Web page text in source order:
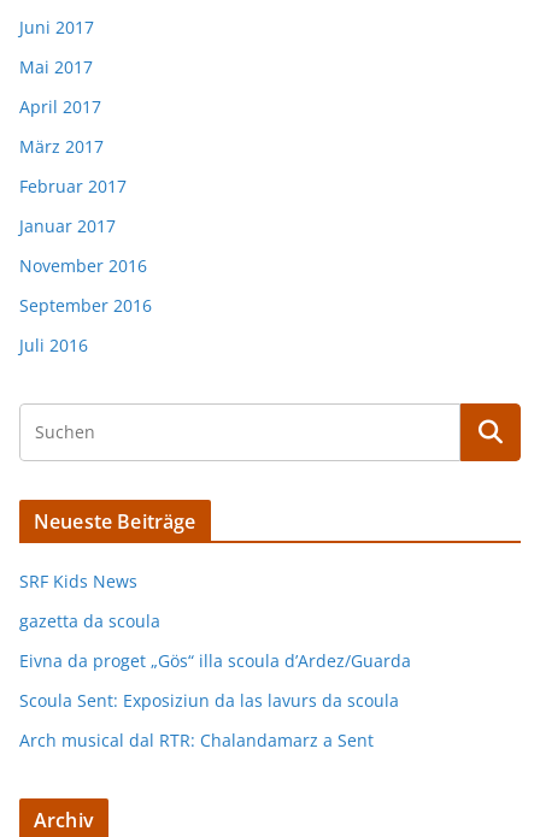
Juni 2017
Mai 2017
April 2017
März 2017
Februar 2017
Januar 2017
November 2016
September 2016
Juli 2016
Neueste Beiträge
SRF Kids News
gazetta da scoula
Eivna da proget „Gös“ illa scoula d’Ardez/Guarda
Scoula Sent: Exposiziun da las lavurs da scoula
Arch musical dal RTR: Chalandamarz a Sent
Archiv